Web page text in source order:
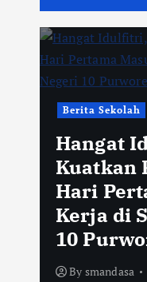
Berita Sekolah
Hangat
Kuatkan
Hari
Kerja di
10
By smandasa